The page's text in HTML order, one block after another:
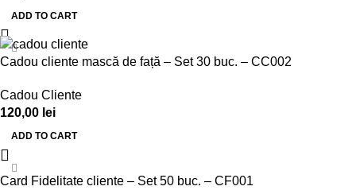
ADD TO CART
Cadou cliente mască de față – Set 30 buc. – CC002
Cadou Cliente
120,00 lei
ADD TO CART
Card Fidelitate cliente – Set 50 buc. – CF001